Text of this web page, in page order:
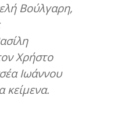
Βούλγαρη,
Χρήστο
Ιωάννου
κείμενα.